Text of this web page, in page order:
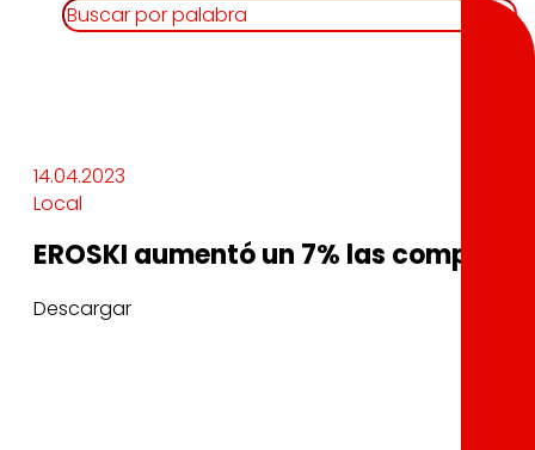
14.04.2023
Local
EROSKI aumentó un 7% las
Descargar